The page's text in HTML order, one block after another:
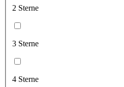
2 Sterne
3 Sterne
4 Sterne